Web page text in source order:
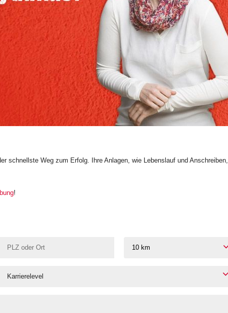
schnellste Weg zum Erfolg. Ihre Anlagen, wie Lebenslauf und Anschreiben,
!
10 km
Karrierelevel